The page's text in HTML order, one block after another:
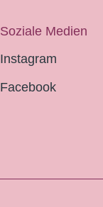
Soziale Medien
Instagram
Facebook